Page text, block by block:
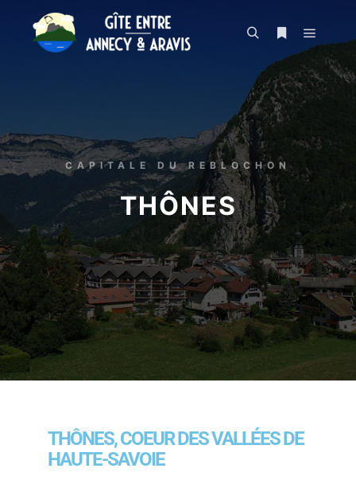
CAPITALE DU REBLOCHON
THÔNES
THÔNES, COEUR DES VALLÉES DE
HAUTE-SAVOIE